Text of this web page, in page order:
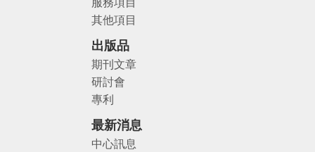
服務項目
其他項目
出版品
期刊文章
研討會
專利
最新消息
中心訊息